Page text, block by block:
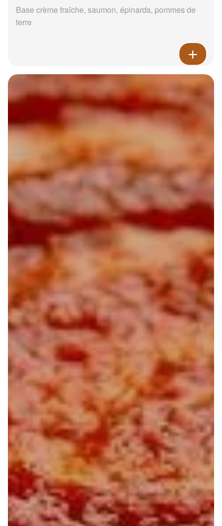
Base crème fraîche, saumon, épinards, pommes de
terre